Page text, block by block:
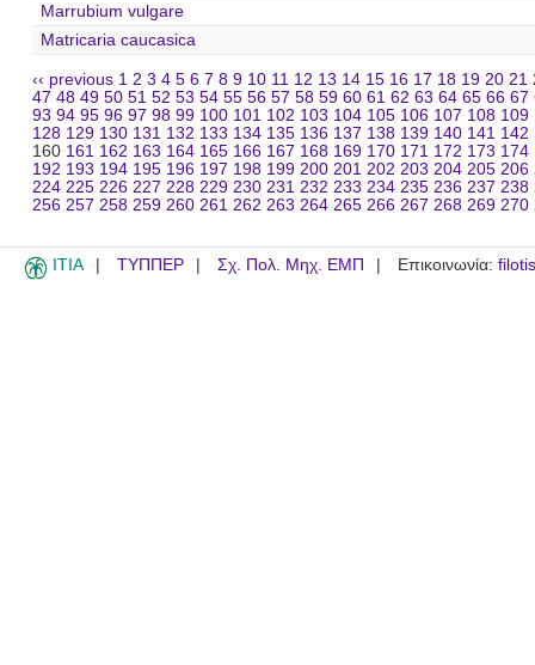
Marrubium vulgare
Matricaria caucasica
‹‹ previous 1 2 3 4 5 6 7 8 9 10 11 12 13 14 15 16 17 18 19 20 21
47 48 49 50 51 52 53 54 55 56 57 58 59 60 61 62 63 64 65 66 67
93 94 95 96 97 98 99 100 101 102 103 104 105 106 107 108 109
128 129 130 131 132 133 134 135 136 137 138 139 140 141 142
160 161 162 163 164 165 166 167 168 169 170 171 172 173 174
192 193 194 195 196 197 198 199 200 201 202 203 204 205 206
224 225 226 227 228 229 230 231 232 233 234 235 236 237 238
256 257 258 259 260 261 262 263 264 265 266 267 268 269 270
ITIA ΤΥΠΠΕΡ Σχ. Πολ. Μηχ. ΕΜΠ Επικοινωνία: